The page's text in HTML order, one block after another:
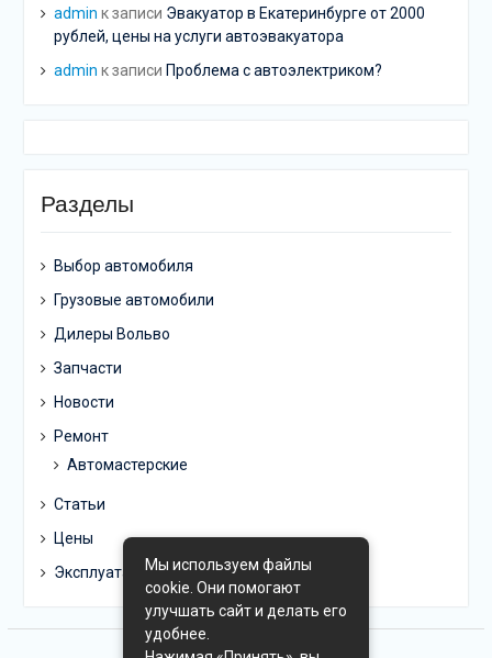
admin к записи Эвакуатор в Екатеринбурге от 2000
рублей, цены на услуги автоэвакуатора
admin к записи Проблема с автоэлектриком?
Разделы
Выбор автомобиля
Грузовые автомобили
Дилеры Вольво
Запчасти
Новости
Ремонт
Автомастерские
Статьи
Цены
ЭксплуатацияМы используем файлы
cookie. Они помогают
улучшать сайт и делать его
удобнее.